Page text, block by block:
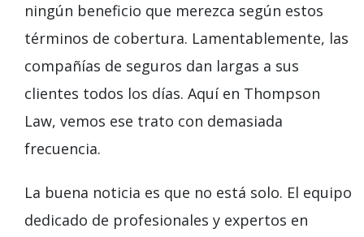
ningún beneficio que merezca según estos
términos de cobertura. Lamentablemente, las
compañías de seguros dan largas a sus
clientes todos los días. Aquí en Thompson
Law, vemos ese trato con demasiada
frecuencia.
La buena noticia es que no está solo. El equipo
dedicado de profesionales y expertos en